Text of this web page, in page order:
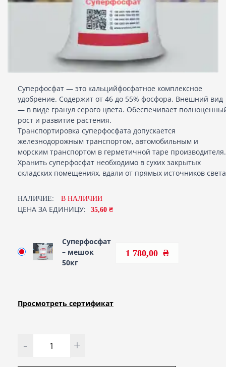
Суперфосфат — это кальцийфосфатное комплексное
удобрение. Содержит от 46 до 55% фосфора. Внешний вид
— в виде гранул серого цвета. Обеспечивает
рост и развитие растения.
Транспортировка суперфосфата допускается
железнодорожным транспортом, автомобильным и
морским транспортом в герметичной таре производителя.
Хранить суперфосфат необходимо в сухих закрытых
складских помещениях, вдали от прямых источников
Суперфосфат
– мешок
50кг
1 780,00
НАЛИЧИЕ: В НАЛИЧИИ
ЦЕНА ЗА ЕДИНИЦУ: 35,60 ₴
Просмотреть сертификат